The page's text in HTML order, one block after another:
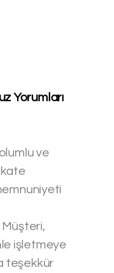
Yorumları
ve
işletmeye
teşekkür